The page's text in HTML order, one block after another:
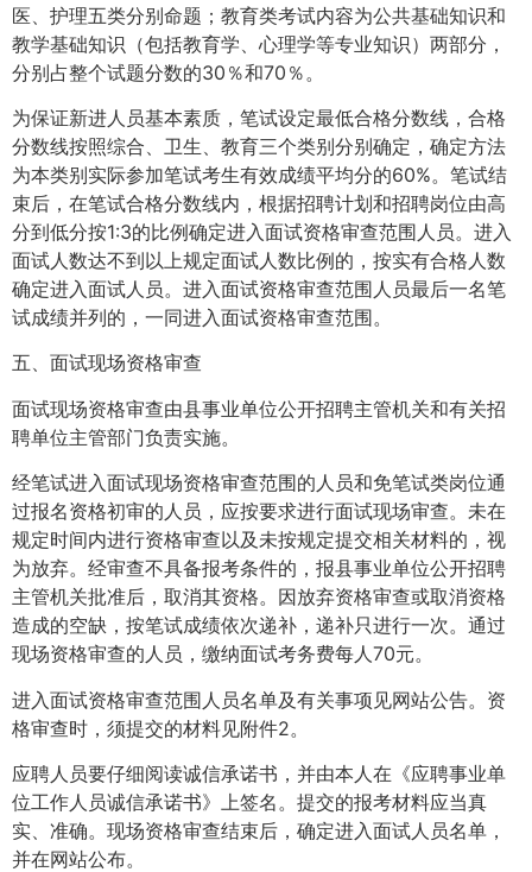
医、护理五类分别命题；教育类考试内容为公共基础知识和
教学基础知识（包括教育学、心理学等专业知识）两部分，
分别占整个试题分数的30％和70％。
为保证新进人员基本素质，笔试设定最低合格分数线，合格
分数线按照综合、卫生、教育三个类别分别确定，确定方法
为本类别实际参加笔试考生有效成绩平均分的60%。笔试结
束后，在笔试合格分数线内，根据招聘计划和招聘岗位由高
分到低分按1:3的比例确定进入面试资格审查范围人员。进入
面试人数达不到以上规定面试人数比例的，按实有合格人数
确定进入面试人员。进入面试资格审查范围人员最后一名笔
试成绩并列的，一同进入面试资格审查范围。
五、面试现场资格审查
面试现场资格审查由县事业单位公开招聘主管机关和有关招
聘单位主管部门负责实施。
经笔试进入面试现场资格审查范围的人员和免笔试类岗位通
过报名资格初审的人员，应按要求进行面试现场审查。未在
规定时间内进行资格审查以及未按规定提交相关材料的，视
为放弃。经审查不具备报考条件的，报县事业单位公开招聘
主管机关批准后，取消其资格。因放弃资格审查或取消资格
造成的空缺，按笔试成绩依次递补，递补只进行一次。通过
现场资格审查的人员，缴纳面试考务费每人70元。
进入面试资格审查范围人员名单及有关事项见网站公告。资
格审查时，须提交的材料见附件2。
应聘人员要仔细阅读诚信承诺书，并由本人在《应聘事业单
位工作人员诚信承诺书》上签名。提交的报考材料应当真
实、准确。现场资格审查结束后，确定进入面试人员名单，
并在网站公布。